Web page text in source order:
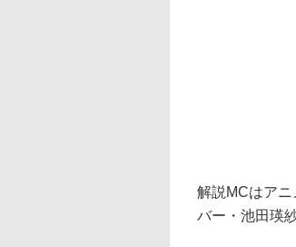
解説MCはア
バー・池田瑛